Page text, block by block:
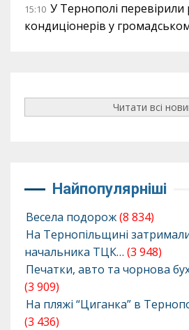
15:10 У Тернополі перевірили
кондиціонерів у
Читати всі
Найпопулярніші
Весела подорож(8 834)
На Тернопільщині
начальника ТЦК… (3 948)
Печатки, авто та чорнова
(3 909)
На пляжі “Циганка” в
(3 436)